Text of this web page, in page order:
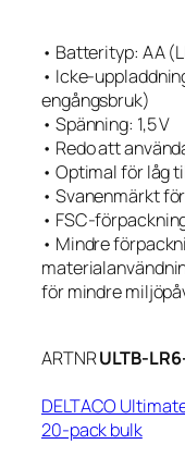
• Batterityp: AA
• Icke-
engångsbruk)
• Spänning: 1,5 V
• Redo att
• Optimal för låg
• Svanenmärkt
• FSC-
• Mindre
för mindre
ARTNRULTB-
DELTACO
20-pack bulk